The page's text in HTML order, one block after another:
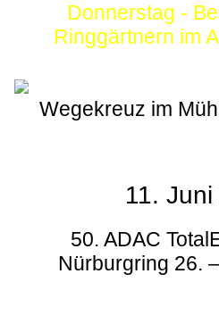
Donnerstag -
Ringgärtnern im
Wegekreuz im
11.
50. ADAC
Nürburgring 26.